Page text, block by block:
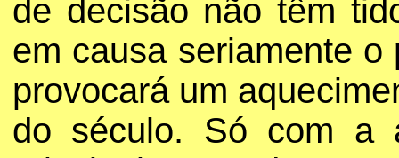
de decisão não têm
em causa seriamente
provocará um
do século. Só com a